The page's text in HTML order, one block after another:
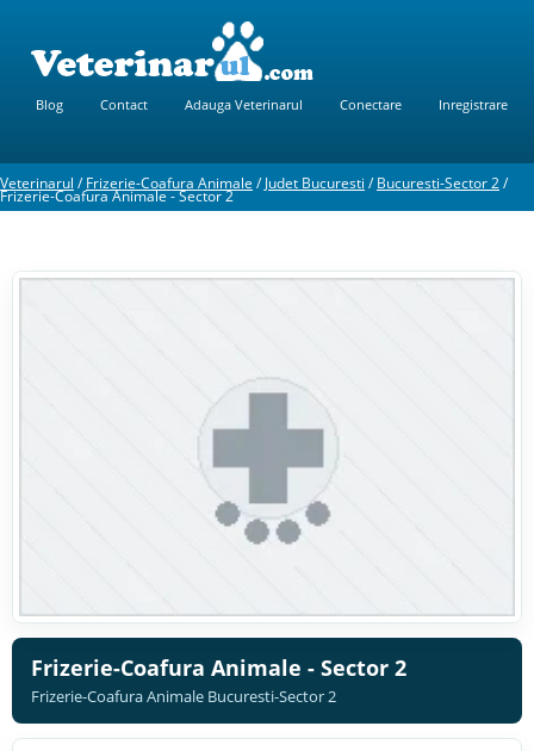
Blog Contact Adauga Veterinarul Conectare Inregistrare
Veterinarul /Frizerie-Coafura Animale /Judet Bucuresti /Bucuresti-Sector 2/
Frizerie-Coafura Animale - Sector 2
Frizerie-Coafura Animale - Sector 2
Frizerie-Coafura Animale Bucuresti-Sector 2